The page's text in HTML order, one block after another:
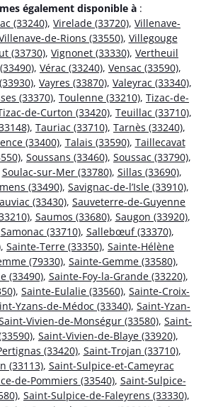
également disponible à :
(33240), Virelade (33720), Villenave-
de-Rions (33550), Villegouge
(33730), Vignonet (33330), Vertheuil
, Vérac (33240), Vensac (33590),
, Vayres (33870), Valeyrac (33340),
(33370), Toulenne (33210), Tizac-de-
de-Curton (33420), Teuillac (33710),
, Tauriac (33710), Tarnès (33240),
(33400), Talais (33590), Taillecavat
, Soussans (33460), Soussac (33790),
Soulac-sur-Mer (33780), Sillas (33690),
(33490), Savignac-de-l’Isle (33910),
(33430), Sauveterre-de-Guyenne
, Saumos (33680), Saugon (33920),
Samonac (33710), Sallebœuf (33370),
, Sainte-Terre (33350), Sainte-Hélène
(79330), Sainte-Gemme (33580),
(33490), Sainte-Foy-la-Grande (33220),
, Sainte-Eulalie (33560), Sainte-Croix-
Yzans-de-Médoc (33340), Saint-Yzan-
Vivien-de-Monségur (33580), Saint-
, Saint-Vivien-de-Blaye (33920),
(33420), Saint-Trojan (33710),
(33113), Saint-Sulpice-et-Cameyrac
de-Pommiers (33540), Saint-Sulpice-
, Saint-Sulpice-de-Faleyrens (33330),